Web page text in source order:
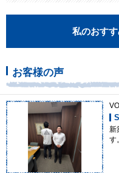
私のおす
お客様の声
新
す。